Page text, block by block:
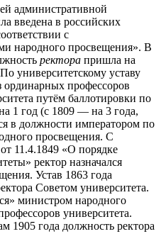
административной
введена в российских
с
народного просвещения». В
ректора пришла на
университетскому уставу
ординарных профессоров
путём баллотировки по
1 год (с 1809 — на 3 года,
в должности императором по
просвещения. С
11.4.1849 «О порядке
ректор назначался
Устав 1863 года
Советом университета.
министром народного
университета.
1905 года должность ректора